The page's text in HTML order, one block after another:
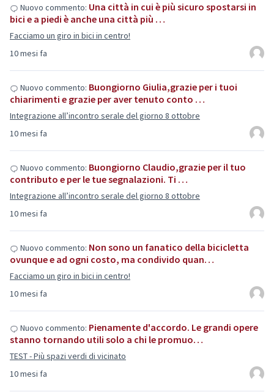
10 mesi fa
Nuovo commento: Una città in cui è più sicuro spostarsi in
bici e a piedi è anche una città più …
Facciamo un giro in bici in centro!
10 mesi fa
Nuovo commento: Buongiorno Giulia,grazie per i tuoi
chiarimenti e grazie per aver tenuto conto …
Integrazione all’incontro serale del giorno 8 ottobre
10 mesi fa
Nuovo commento: Buongiorno Claudio,grazie per il tuo
contributo e per le tue segnalazioni. Ti …
Integrazione all’incontro serale del giorno 8 ottobre
10 mesi fa
Nuovo commento: Non sono un fanatico della bicicletta
ovunque e ad ogni costo, ma condivido quan…
Facciamo un giro in bici in centro!
10 mesi fa
Nuovo commento: Pienamente d'accordo. Le grandi opere
stanno tornando utili solo a chi le promuo…
TEST - Più spazi verdi di vicinato